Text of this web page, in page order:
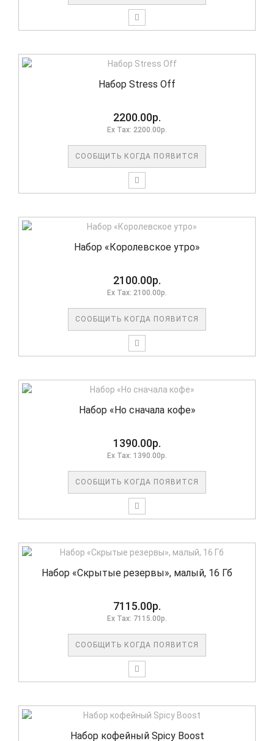
Набор Stress Off
2200.00р.
Ex Tax: 2200.00р.
СООБЩИТЬ КОГДА ПОЯВИТСЯ
Набор «Королевское утро»
2100.00р.
Ex Tax: 2100.00р.
СООБЩИТЬ КОГДА ПОЯВИТСЯ
Набор «Но сначала кофе»
1390.00р.
Ex Tax: 1390.00р.
СООБЩИТЬ КОГДА ПОЯВИТСЯ
Набор «Скрытые резервы», малый, 16 Гб
7115.00р.
Ex Tax: 7115.00р.
СООБЩИТЬ КОГДА ПОЯВИТСЯ
Набор кофейный Spicy Boost